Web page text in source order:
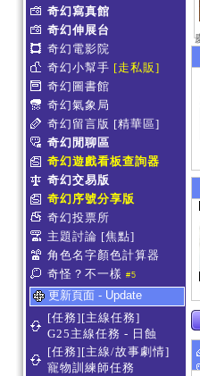
奇幻寫真館
奇幻伸展台
奇幻電影院
奇幻小幫手 [走私販]
奇幻圖書館
奇幻氣象局
奇幻留言版 [精華區]
奇幻閒聊區
奇幻遊戲看板查詢器
奇幻交易版
奇幻序號分享版
奇幻投票所
主題討論 [焦點]
角色名字顏色計算器
奇怪？不一樣 #5
更新頁面 - Update
[任務][主線任務]
G25主線任務 - 日蝕
[任務][主線/故事劇情]
寵物訓練師任務